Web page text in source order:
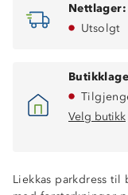
Nettlager:
Utsolgt
Velg butikk
Liekkas parkdress
Vindtett